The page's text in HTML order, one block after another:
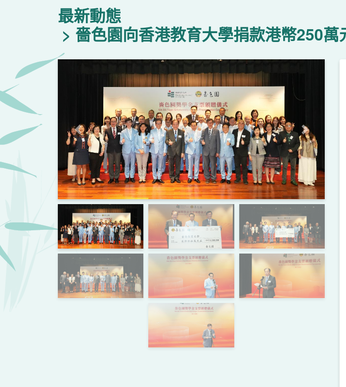
最新動態
嗇色園向香港教育大學捐款港幣250
上一頁 下一頁